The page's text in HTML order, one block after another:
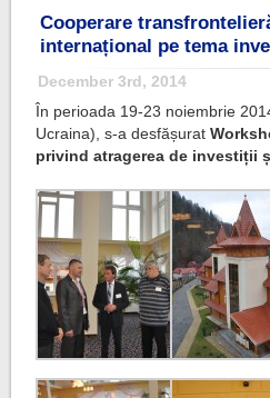
Cooperare
internațional pe tema
December 3rd, 2014
În perioada 19-23 noiembrie
Ucraina), s-a desfășurat
privind atragerea de investiții